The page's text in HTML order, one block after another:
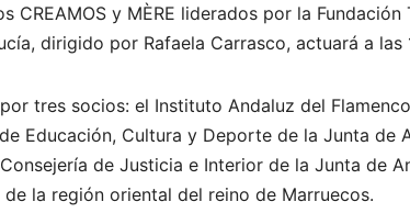
y MÈRE liderados por la
dirigido por Rafaela Carrasco, actuará a las
tres socios: el Instituto Andaluz del
Educación, Cultura y Deporte de la Junta de
de Justicia e Interior de la Junta de
la región oriental del reino de Marruecos.